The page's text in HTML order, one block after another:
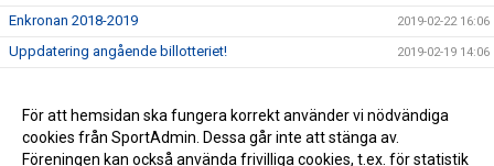
Enkronan 2018-2019 2019-02-22 16:06
Uppdatering angående billotteriet! 2019-02-19 14:06
STÖDMEDLEMSKAP 2018-10-09 10:53
Provdag för teamkläder 2018/2019 2018-09-03 08:21
För att hemsidan ska fungera korrekt använder vi nödvändiga
cookies från SportAdmin. Dessa går inte att stänga av.
Föreningen kan också använda frivilliga cookies, t.ex. för statistik